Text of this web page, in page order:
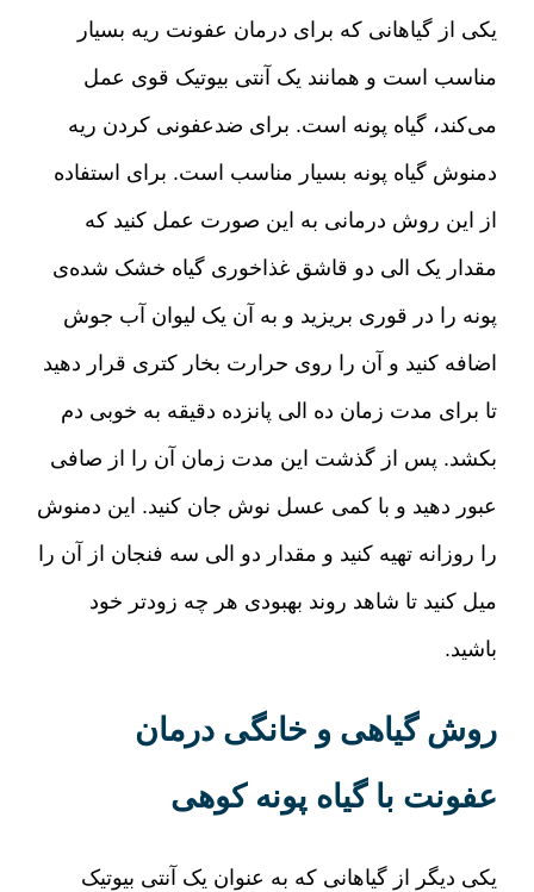
یکی از گیاهانی که برای درمان عفونت ریه بسیار
مناسب است و همانند یک آنتی بیوتیک قوی عمل
می‌کند، گیاه پونه است. برای ضدعفونی کردن ریه
دمنوش گیاه پونه بسیار مناسب است. برای استفاده
از این روش درمانی به این صورت عمل کنید که
مقدار یک الی دو قاشق غذاخوری گیاه خشک شده‌ی
پونه را در قوری بریزید و به آن یک لیوان آب جوش
اضافه کنید و آن را روی حرارت بخار کتری قرار دهید
تا برای مدت زمان ده الی پانزده دقیقه به خوبی دم
بکشد. پس از گذشت این مدت زمان آن را از صافی
عبور دهید و با کمی عسل نوش جان کنید. این دمنوش
را روزانه تهیه کنید و مقدار دو الی سه فنجان از آن را
میل کنید تا شاهد روند بهبودی هر چه زودتر خود
باشید.
روش گیاهی و خانگی درمان
عفونت با گیاه پونه کوهی
یکی دیگر از گیاهانی که به عنوان یک آنتی بیوتیک